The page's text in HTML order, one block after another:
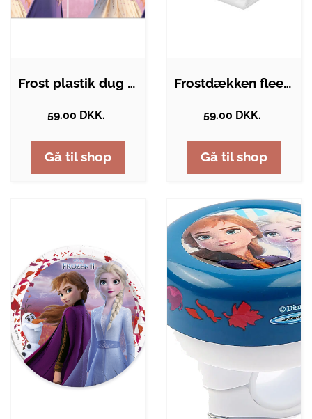
Frost plastik dug 120x180 cm
59.00 DKK.
Gå til shop
Frostdækken fleece hvid 2x4m
59.00 DKK.
Gå til shop